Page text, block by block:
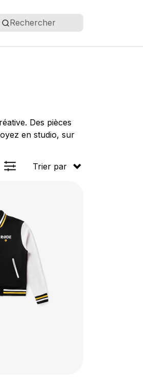
Rechercher
Des pièces
en studio, sur
Trier par